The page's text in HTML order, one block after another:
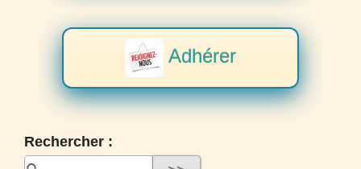
Adhérer
Rechercher :